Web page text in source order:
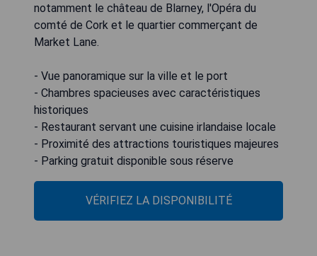
notamment le château de Blarney, l'Opéra du
comté de Cork et le quartier commerçant de
Market Lane.
- Vue panoramique sur la ville et le port
- Chambres spacieuses avec caractéristiques
historiques
- Restaurant servant une cuisine irlandaise locale
- Proximité des attractions touristiques majeures
- Parking gratuit disponible sous réserve
VÉRIFIEZ LA DISPONIBILITÉ